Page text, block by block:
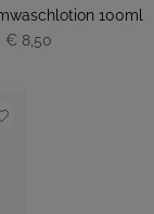
100ml
€ 8,50